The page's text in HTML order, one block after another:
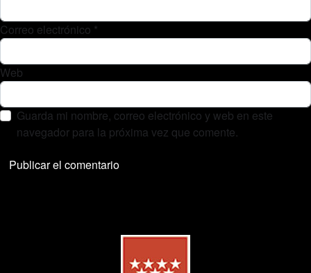
Correo electrónico *
Web
Guarda mi nombre, correo electrónico y web en este
navegador para la próxima vez que comente.